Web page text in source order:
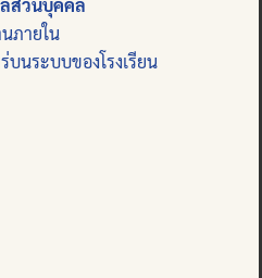
ส่วนบุคคล
ภายใน
บนระบบของโรงเรียน